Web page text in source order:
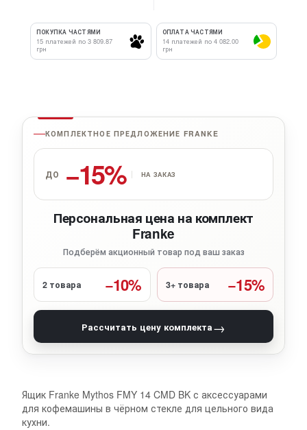
ПОКУПКА ЧАСТЯМИ
15 платежей по 3 809.87
грн
ОПЛАТА ЧАСТЯМИ
14 платежей по 4 082.00
грн
КОМПЛЕКТНОЕ ПРЕДЛОЖЕНИЕ FRANKE
ДО −15% НА ЗАКАЗ
Персональная цена на комплект
Franke
Подберём акционный товар под ваш заказ
2 товара −10% 3+ товара −15%
Рассчитать цену комплекта→
Ящик Franke Mythos FMY 14 CMD BK с аксессуарами
для кофемашины в чёрном стекле для цельного вида
кухни.